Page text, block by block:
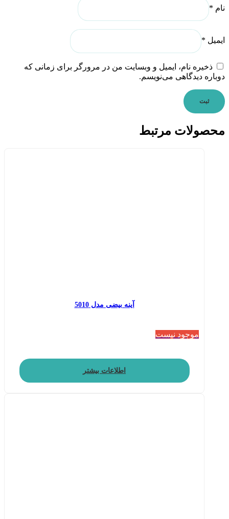
نام *
ایمیل *
ذخیره نام، ایمیل و وبسایت من در مرورگر برای زمانی که
دوباره دیدگاهی می‌نویسم.
محصولات مرتبط
آینه بیضی مدل 5010
موجود نیست
اطلاعات بیشتر